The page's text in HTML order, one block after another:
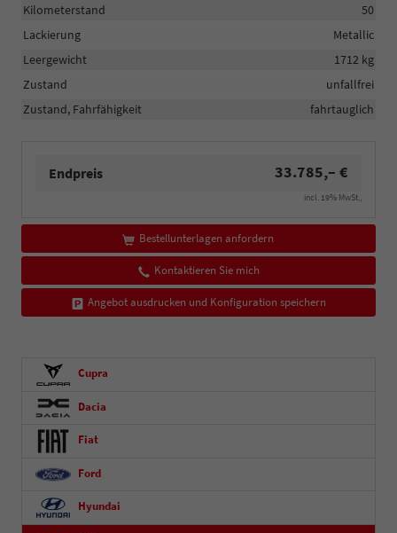
Kilometerstand
50
Lackierung
Metallic
Leergewicht
1712 kg
Zustand
unfallfrei
Zustand, Fahrfähigkeit
fahrtauglich
Endpreis 33.785,– €
incl. 19% MwSt.,
Bestellunterlagen anfordern
Kontaktieren Sie mich
Angebot ausdrucken und Konfiguration speichern
Cupra
Dacia
Fiat
Ford
Hyundai